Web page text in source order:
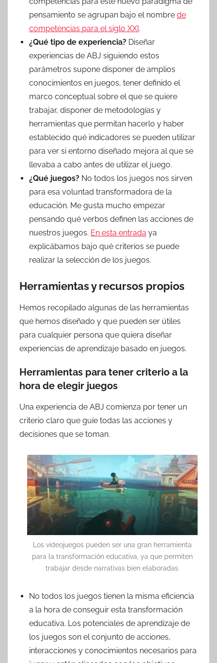
pensamiento se agrupan bajo el nombre de
competencias para el siglo XXI.
¿Qué tipo de experiencia? Diseñar
experiencias de ABJ siguiendo estos
parámetros supone disponer de amplios
conocimientos en juegos, tener definido el
marco conceptual sobre el que se quiere
trabajar, disponer de metodologías y
herramientas que permitan hacerlo y haber
establecido qué indicadores se pueden utilizar
para ver si entorno diseñado mejora al que se
llevaba a cabo antes de utilizar el juego.
¿Qué juegos? No todos los juegos nos sirven
para esa voluntad transformadora de la
educación. Me gusta mucho empezar
pensando qué verbos definen las acciones de
nuestros juegos. En esta entrada ya
explicábamos bajo qué criterios se puede
realizar la selección de los juegos.
Herramientas y recursos propios
Hemos recopilado algunas de las herramientas
que hemos diseñado y que pueden ser útiles
para cualquier persona que quiera diseñar
experiencias de aprendizaje basado en juegos.
Herramientas para tener criterio a la
hora de elegir juegos
Una experiencia de ABJ comienza por tener un
criterio claro que guíe todas las acciones y
decisiones que se toman.
Los videojuegos pueden ser una gran herramienta
para la transformación educativa, ya que permiten
trabajar desde narrativas bien elaboradas.
No todos los juegos tienen la misma eficiencia
a la hora de conseguir esta transformación
educativa. Los potenciales de aprendizaje de
los juegos son el conjunto de acciones,
interacciones y conocimientos necesarios para